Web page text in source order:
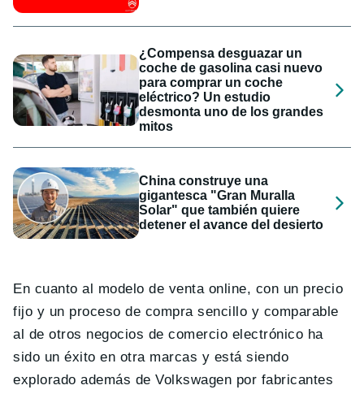
¿Compensa desguazar un
coche de gasolina casi nuevo
para comprar un coche
eléctrico? Un estudio
desmonta uno de los grandes
mitos
China construye una
gigantesca "Gran Muralla
Solar" que también quiere
detener el avance del desierto
En cuanto al modelo de venta online, con un precio
fijo y un proceso de compra sencillo y comparable
al de otros negocios de comercio electrónico ha
sido un éxito en otra marcas y está siendo
explorado además de Volkswagen por fabricantes